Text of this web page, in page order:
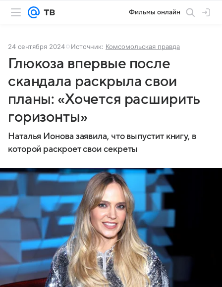
Фильмы онлайн
24 сентября 2024 Источник: Комсомольская правда
Глюкоза впервые после
скандала раскрыла свои
планы: «Хочется расширить
горизонты»
Наталья Ионова заявила, что выпустит книгу, в
которой раскроет свои секреты